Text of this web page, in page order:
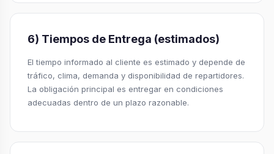
6) Tiempos de Entrega (estimados)
El tiempo informado al cliente es estimado y depende de
tráfico, clima, demanda y disponibilidad de repartidores.
La obligación principal es entregar en condiciones
adecuadas dentro de un plazo razonable.